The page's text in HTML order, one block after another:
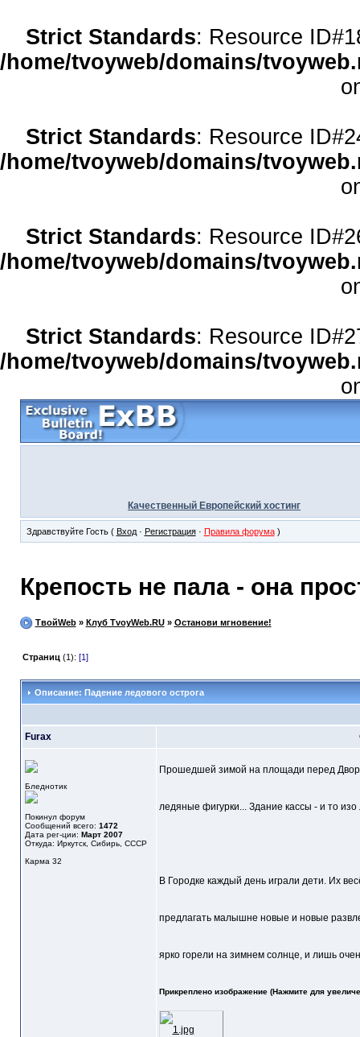
Strict Standards: Resource
/home/tvoyweb/domains/
Strict Standards: Resource
/home/tvoyweb/domains/
Strict Standards: Resource
/home/tvoyweb/domains/
Strict Standards: Resource
/home/tvoyweb/domains/
Качественный Европейский хостинг
Здравствуйте Гость ( Вход· Регистрация· Правила форума)
Крепость не пала - она
ТвойWeb» Клуб TvoyWeb.RU» Останови мгновение!
Страниц (1): [1]
Описание: Падение ледового острога
Furax
Бледнотик
Покинул форум
Сообщений всего: 1472
Дата рег-ции: Март 2007
Откуда: Иркутск, Сибирь, СССР
Карма 32
Прошедшей зимой на площади перед
ледяные фигурки... Здание кассы - и то изо
В Городке каждый день играли дети. Их
предлагать малышне новые и новые
ярко горели на зимнем солнце, и лишь
Прикреплено изображение (Нажмите для